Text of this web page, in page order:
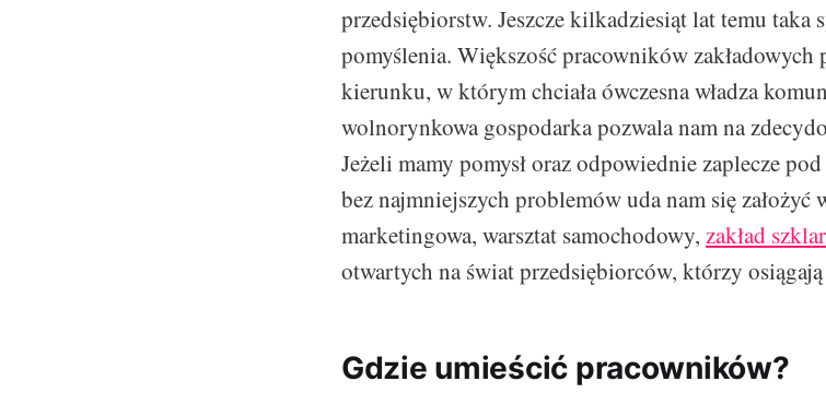
przedsiębiorstw. Jeszcze kilkadziesiąt lat temu taka
pomyślenia. Większość pracowników zakładowych
kierunku, w którym chciała ówczesna władza
wolnorynkowa gospodarka pozwala nam na
Jeżeli mamy pomysł oraz odpowiednie zaplecze
bez najmniejszych problemów uda nam się założyć
marketingowa, warsztat samochodowy, zakład
otwartych na świat przedsiębiorców, którzy
Gdzie umieścić pracowników?